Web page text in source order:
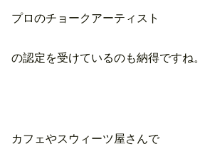
プロのチョークアーティスト
の認定を受けているのも納得ですね。
カフェやスウィーツ屋さんで